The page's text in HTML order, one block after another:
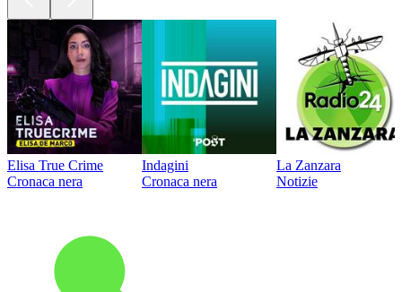
Elisa True Crime
Cronaca nera
Indagini
Cronaca nera
La Zanzara
Notizie